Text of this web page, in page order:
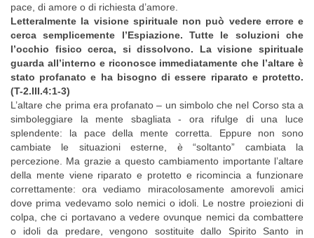
pace, di amore o di richiesta d’amore.
Letteralmente la visione spirituale non può vedere errore e
cerca semplicemente l’Espiazione. Tutte le soluzioni che
l’occhio fisico cerca, si dissolvono. La visione spirituale
guarda all’interno e riconosce immediatamente che l’altare è
stato profanato e ha bisogno di essere riparato e protetto.
(T-2.III.4:1-3)
L’altare che prima era profanato – un simbolo che nel Corso sta a
simboleggiare la mente sbagliata - ora rifulge di una luce
splendente: la pace della mente corretta. Eppure non sono
cambiate le situazioni esterne, è “soltanto” cambiata la
percezione. Ma grazie a questo cambiamento importante l’altare
della mente viene riparato e protetto e ricomincia a funzionare
correttamente: ora vediamo miracolosamente amorevoli amici
dove prima vedevamo solo nemici o idoli. Le nostre proiezioni di
colpa, che ci portavano a vedere ovunque nemici da combattere
o idoli da predare, vengono sostituite dallo Spirito Santo in